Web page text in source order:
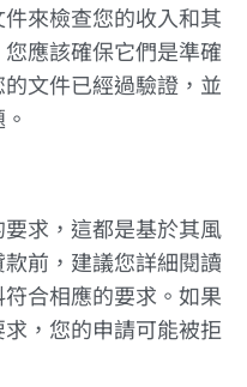
來檢查您的收入和其
應該確保它們是準確
文件已經過驗證，並
求，這都是基於其風
前，建議您詳細閱讀
合相應的要求。如果
，您的申請可能被拒